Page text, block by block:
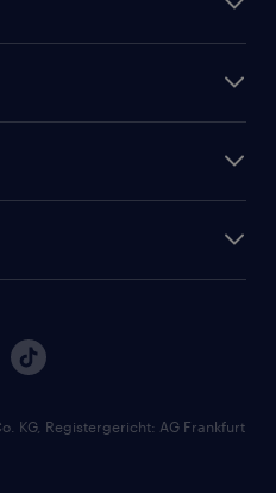
KG, Registergericht: AG Frankfurt